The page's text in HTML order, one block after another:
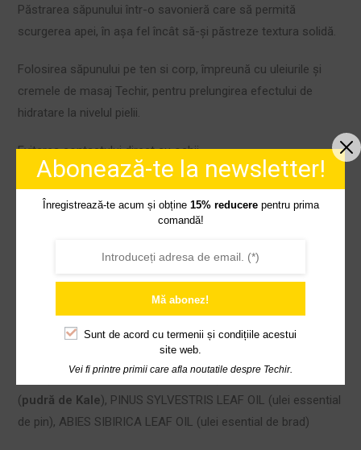
Păstrarea săpunului într-o savonieră care să permită
scurgerea apei, în aşa fel încât să-şi păstreze textura solidă.
Folosirea săpunului pe ten si corp, împreună cu uleiurile şi
cremele de masaj Techir, pentru prelungirea efectului de
hidratare la nivelul pielii.
Evitarea contactului direct cu ochii.
Verificarea listei de ingrediente pentru evitarea alergiilor.
apă salină Techirghiol
HELIANTHUS ANNUUS SEED OIL (
SODIUM COCOA BUTTERATE (unt de cacao), RICINUS
COMMUNIS SEED OIL (ulei de ricin ), PRUNUS AMYGDALUS
ulei de migdale dulci
nămol sapropelic Techirghiol
), KALE POWDER
(pudră de Kale), PINUS SYLVESTRIS LEAF OIL (ulei essential
de pin), ABIES SIBIRICA LEAF OIL (ulei esential de brad)
Abonează-te la newsletter!
Înregistrează-te acum și obține 15% reducerepentru prima
comandă!
Mă abonez!
Sunt de acord cu termenii și condițiile acestui
site web.
Vei fi printre primii care afla noutatile despre Techir.